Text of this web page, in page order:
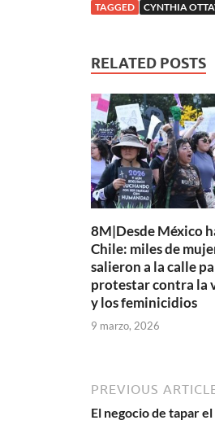
TAGGED CYNTHIA
RELATED POSTS
8M|Desde México
Chile: miles de
salieron a la calle
protestar contra la
y los feminicidios
9 marzo, 2026
PREVIOUS
El negocio de tapar